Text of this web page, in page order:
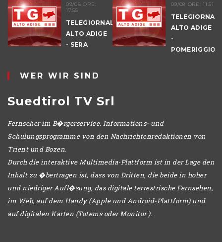
09/08 ORE:
17.55
TELEGIORNALE
ALTO ADIGE
- SERA
09/08 ORE: 11.51
ALTO ADIGE
-
POMERIGGIO
WER WIR SIND
Suedtirol TV Srl
Fernseher im B�rgerservice. Informations- und
Schulungsprogramme von den Nachrichtenredaktionen von
Trient und Bozen.
Durch die interaktive Multimedia-Plattform ist in der Lage den
Inhalt zu �bertragen ist, dass von Dritten, die beide in hoher
und niedriger Aufl�sung, das digitale terrestrische Fernsehen,
im Web, auf dem Handy (Apple und Android-Plattform) und
auf digitalen Karten (Totems oder Monitor ).